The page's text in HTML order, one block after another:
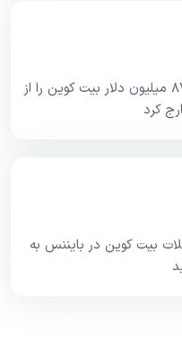
نهنگ ناشناس ۸۷.۳ میلیون دلار بیت کوین را از
بیت کوین در بایننس به